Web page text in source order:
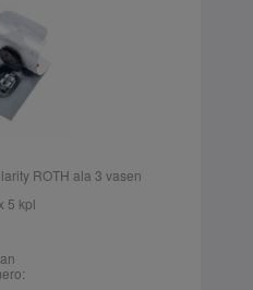
ROTH ala 3 vasen
5 kpl